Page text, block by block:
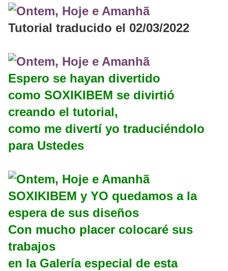
Tutorial traducido el 02/03/2022
Espero se hayan divertido
como SOXIKIBEM se divirtió
creando el tutorial,
como me divertí yo traduciéndolo
para Ustedes
SOXIKIBEM y YO quedamos a la
espera de sus diseños
Con mucho placer colocaré sus
trabajos
en la Galería especial de esta